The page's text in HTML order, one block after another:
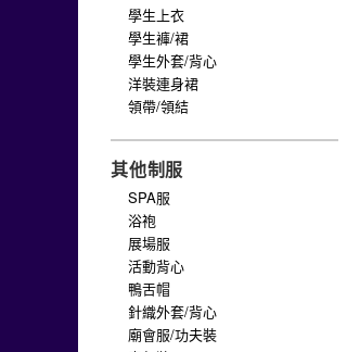
學生上衣
學生褲/裙
學生外套/背心
洋裝連身裙
領帶/領結
其他制服
SPA服
浴袍
展場服
活動背心
鴨舌帽
針織外套/背心
廟會服/功夫裝